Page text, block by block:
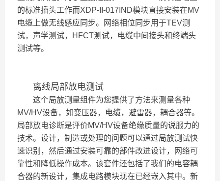
的标准插头工作而XDP-II-017IND模块直接安装在MV
电缆上做无线感应同步。网络相位同步用于TEV测
试，声学测试，HFCT测试，电缆中间接头和终端头
测试等。
离线局部放电测试
这个局放测量组件为您提供了方法来测量各种
MV/HV设备，如变压器，电缆，避雷器，耦合器等。
局部放电诊断是评价MV/HV设备绝缘质量的说服力的
技术。设计，制造或处理的问题可以通过局放测试快
速识别，然后通过安装可靠的部件改进设计，网络可
靠性和降低操作成本。该套件还包括了我们的电容耦
合器的新设计，集成电路模块现在已经嵌入其中。新